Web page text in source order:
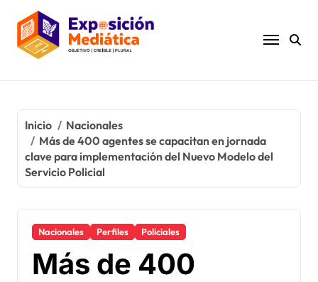
contenido
Inicio
Nacionales
Más de 400 agentes se capacitan en jornada
clave para implementación del Nuevo Modelo del
Servicio Policial
Nacionales Perfiles Policiales
Más de 400